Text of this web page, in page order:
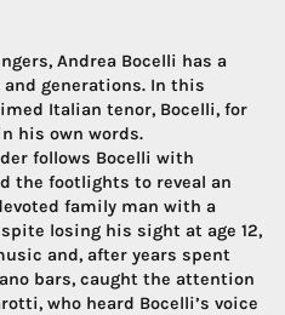
Andrea Bocelli has a
generations. In this
Italian tenor, Bocelli, for
his own words.
follows Bocelli with
the footlights to reveal an
family man with a
losing his sight at age 12,
and, after years spent
bars, caught the attention
who heard Bocelli’s voice